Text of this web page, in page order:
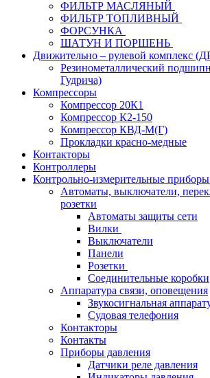
ФИЛЬТР МАСЛЯНЫЙ
ФИЛЬТР ТОПЛИВНЫЙ
ФОРСУНКА
ШАТУН И ПОРШЕНЬ
Движительно – рулевой комплекс
Резинометаллический
Гудрича)
Компрессоры
Компрессор 20К1
Компрессор К2-150
Компрессор КВД-М(Г)
Прокладки красно-медные
Контакторы
Контроллеры
Контрольно-измерительные
Автоматы, выключатели,
розетки
Автоматы защиты сети
Вилки
Выключатели
Панели
Розетки
Соединительные коробки
Аппаратура связи, оповещения
Звукосигнальная
Судовая телефония
Контакторы
Контакты
Приборы давления
Датчики реле давления